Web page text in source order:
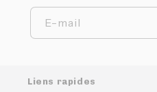
E-mail
Liens rapides